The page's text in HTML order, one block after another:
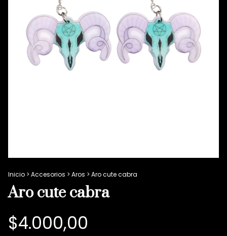
Inicio > Accesorios > Aros > Aro cute cabra
Aro cute cabra
$4.000,00